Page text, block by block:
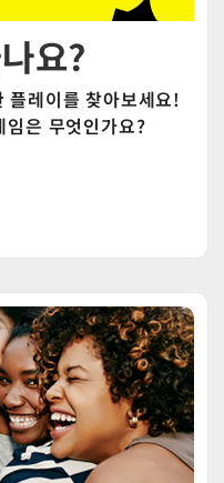
요?
레이를 찾아보세요!
은 무엇인가요?